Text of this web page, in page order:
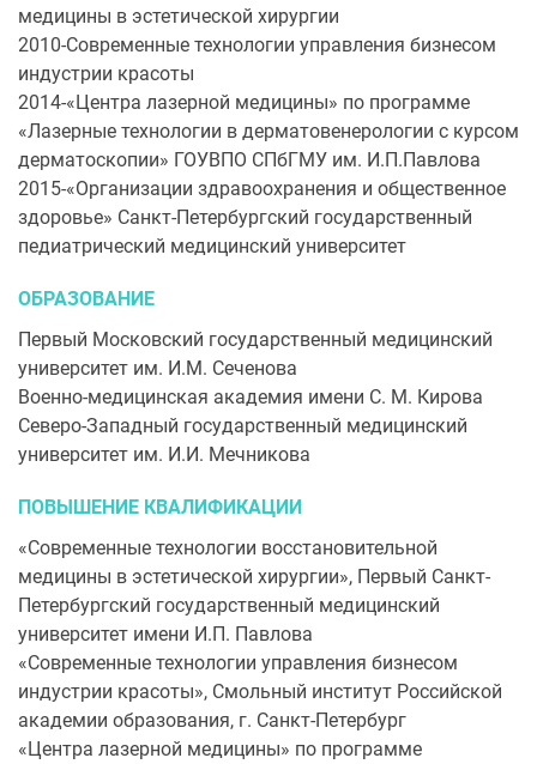
медицины в эстетической хирургии
2010-Современные технологии управления бизнесом
индустрии красоты
2014-«Центра лазерной медицины» по программе
«Лазерные технологии в дерматовенерологии с курсом
дерматоскопии» ГОУВПО СПбГМУ им. И.П.Павлова
2015-«Организации здравоохранения и общественное
здоровье» Санкт-Петербургский государственный
педиатрический медицинский университет
ОБРАЗОВАНИЕ
Первый Московский государственный медицинский
университет им. И.М. Сеченова
Военно-медицинская академия имени С. М. Кирова
Северо-Западный государственный медицинский
университет им. И.И. Мечникова
ПОВЫШЕНИЕ КВАЛИФИКАЦИИ
«Современные технологии восстановительной
медицины в эстетической хирургии», Первый Санкт-
Петербургский государственный медицинский
университет имени И.П. Павлова
«Современные технологии управления бизнесом
индустрии красоты», Смольный институт Российской
академии образования, г. Санкт-Петербург
«Центра лазерной медицины» по программе